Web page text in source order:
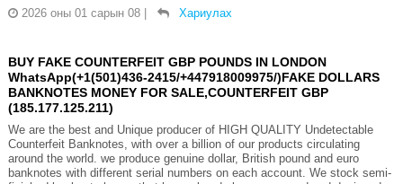
2026 оны 01 сарын 08
Хариулах
BUY FAKE COUNTERFEIT GBP POUNDS IN LONDON
WhatsApp(+1(501)436-2415/+447918009975/)FAKE DOLLARS
BANKNOTES MONEY FOR SALE,COUNTERFEIT GBP
(185.177.125.211)
We are the best and Unique producer of HIGH QUALITY Undetectable
Counterfeit Banknotes, with over a billion of our products circulating
around the world. we produce genuine dollar, British pound and euro
banknotes with different serial numbers on each account. We stock semi-